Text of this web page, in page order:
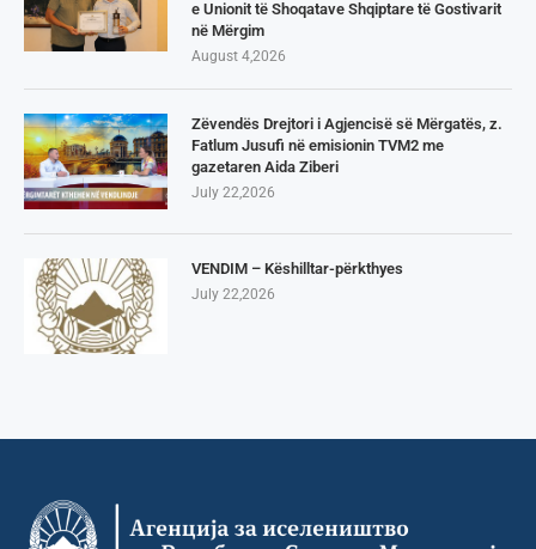
e Unionit të Shoqatave Shqiptare të Gostivarit
në Mërgim
August 4,2026
Zëvendës Drejtori i Agjencisë së Mërgatës, z.
Fatlum Jusufi në emisionin TVM2 me
gazetaren Aida Ziberi
July 22,2026
VENDIM – Këshilltar-përkthyes
July 22,2026